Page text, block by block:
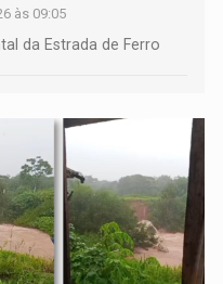
às 09:05
da Estrada de Ferro